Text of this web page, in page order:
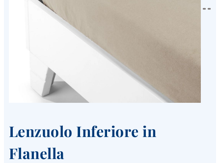
Lenzuolo Inferiore in
Flanella